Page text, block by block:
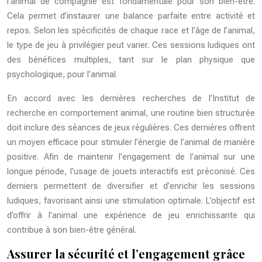
Cela permet d’instaurer une balance parfaite entre activité et
repos. Selon les spécificités de chaque race et l’âge de l’animal,
le type de jeu à privilégier peut varier. Ces sessions ludiques ont
des bénéfices multiples, tant sur le plan physique que
psychologique, pour l’animal.
En accord avec les dernières recherches de l’Institut de
recherche en comportement animal, une routine bien structurée
doit inclure des séances de jeux régulières. Ces dernières offrent
un moyen efficace pour stimuler l’énergie de l’animal de manière
positive. Afin de maintenir l’engagement de l’animal sur une
longue période, l’usage de jouets interactifs est préconisé. Ces
derniers permettent de diversifier et d’enrichir les sessions
ludiques, favorisant ainsi une stimulation optimale. L’objectif est
d’offrir à l’animal une expérience de jeu enrichissante qui
contribue à son bien-être général.
Assurer la sécurité et l’engagement grâce